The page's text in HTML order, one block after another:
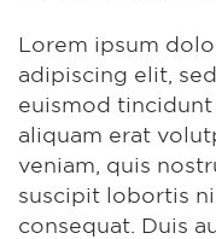
Lorem ipsum
adipiscing elit,
euismod
aliquam erat
veniam, quis
suscipit lobortis
consequat. Duis